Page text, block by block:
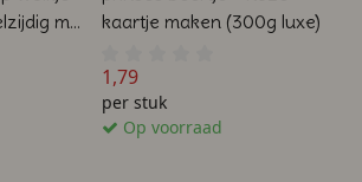
met
kaartje maken (300g luxe)
1,79
per stuk
Op voorraad